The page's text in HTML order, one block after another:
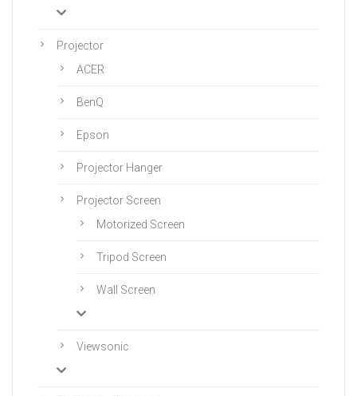
Projector
ACER
BenQ
Epson
Projector Hanger
Projector Screen
Motorized Screen
Tripod Screen
Wall Screen
Viewsonic